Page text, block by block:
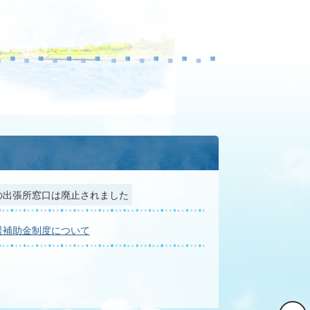
張所窓口は廃止されました
助金制度について